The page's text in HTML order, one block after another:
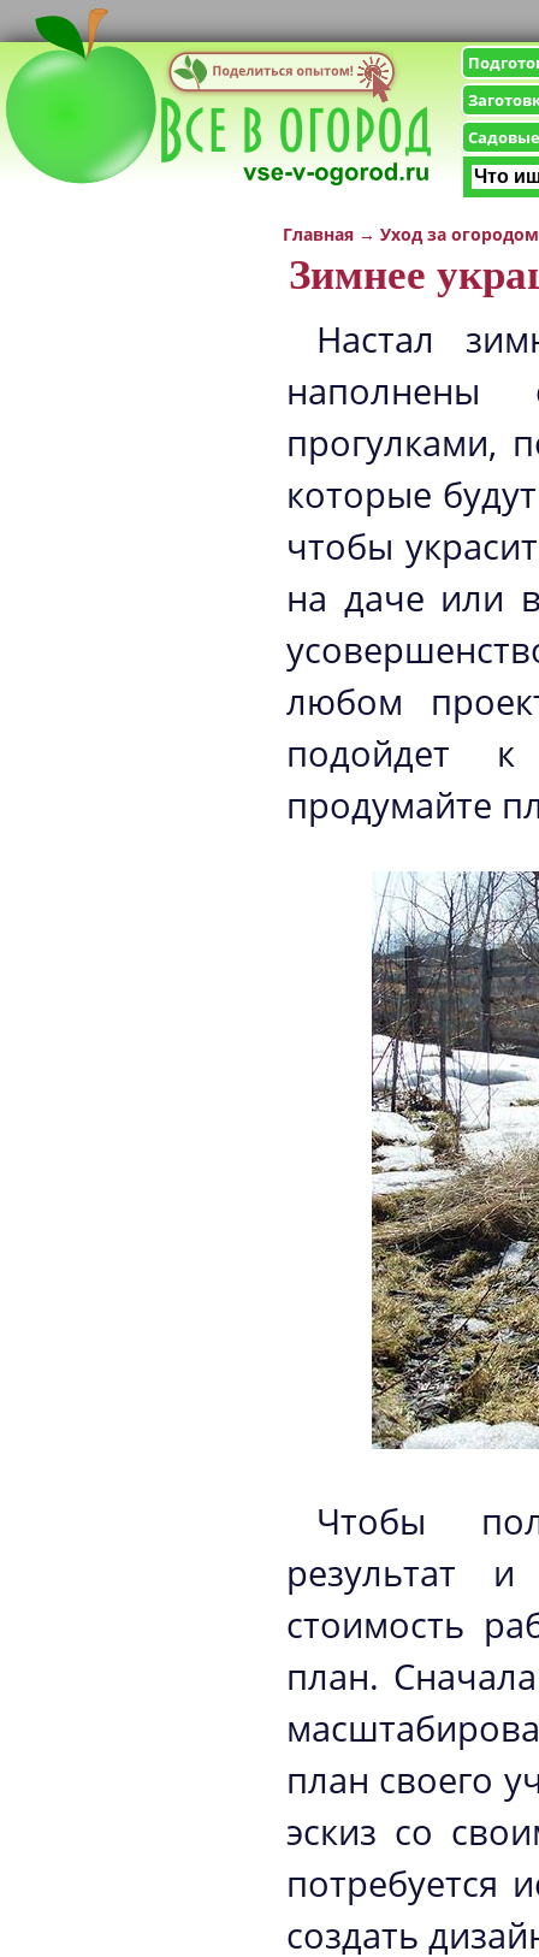
Главная → Уход за огородом
Зимнее
Настал
наполнены
прогулками,
которые
чтобы
на даче или
любом
подойдет к
продумайте
Чтобы
результат
стоимость
план.
план своего
эскиз со
потребуется
создать